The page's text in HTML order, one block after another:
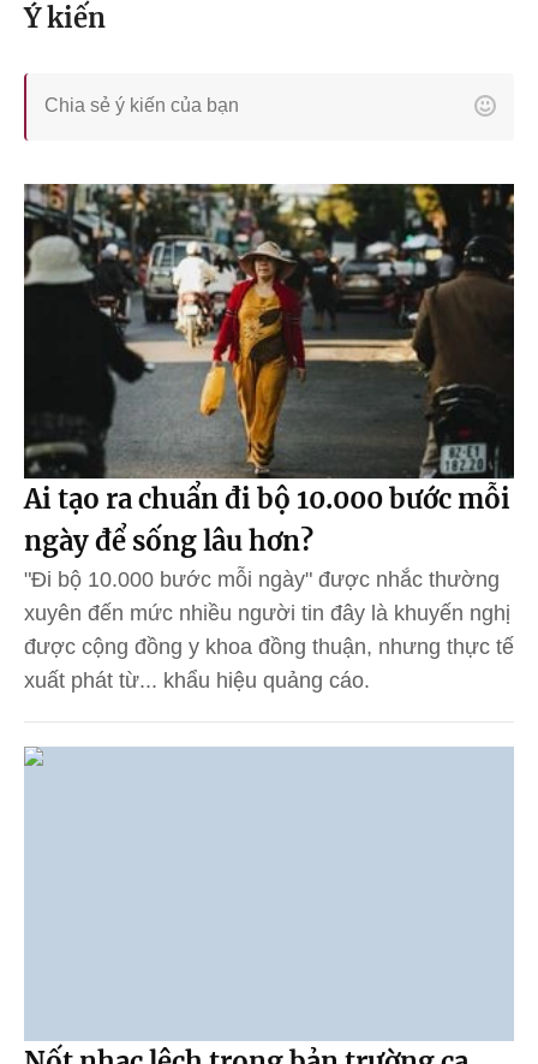
Ý kiến
Ai tạo ra chuẩn đi bộ 10.000 bước mỗi
ngày để sống lâu hơn?
"Đi bộ 10.000 bước mỗi ngày" được nhắc thường
xuyên đến mức nhiều người tin đây là khuyến nghị
được cộng đồng y khoa đồng thuận, nhưng thực tế
xuất phát từ... khẩu hiệu quảng cáo.